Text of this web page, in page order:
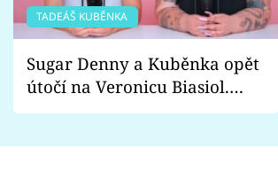
TADEÁŠ KUBĚNKA
Sugar Denny a Kuběnka opět
útočí na Veronicu Biasiol.
Proč je podle nich falešná a